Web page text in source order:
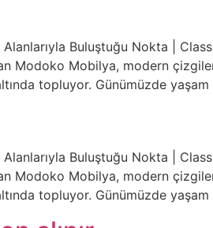
Buluştuğu Nokta |
Modoko Mobilya, modern
topluyor. Günümüzde
Buluştuğu Nokta |
Modoko Mobilya, modern
topluyor. Günümüzde